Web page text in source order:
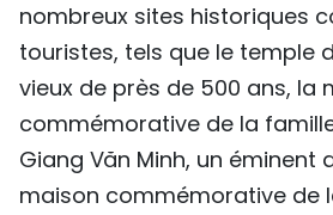
nombreux sites historiques
touristes, tels que le temple
vieux de près de 500 ans, la
commémorative de la
Giang Văn Minh, un éminent
maison commémorative de